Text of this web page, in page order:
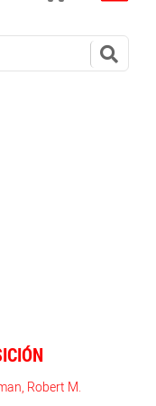
Robert M.